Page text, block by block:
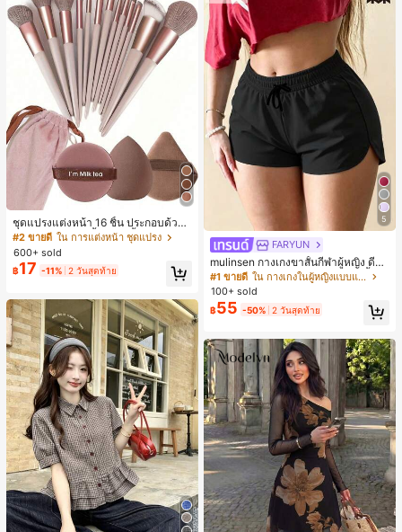
ชุดแปรงแต่งหน้า 16 ชิ้น ประกอบด้วยแ
ปรงแต่งหน้า 13 ชิ้น, ฟองน้ำแต่งหน้ารู
ปหยดน้ำ 1 ชิ้น, แปรงแป้งรองพื้นกลม 1
ชิ้น และฟองน้ำแต่งหน้ารูปสามเหลี่ยม
1 ชิ้น - ชุดคลาสสิก ทำจากขนสังเคราะ
ห์นุ่มและเป็นมิตรต่อผิว เหมาะสำหรับผู้
หญิงและเด็กผู้หญิง เหมาะสำหรับฤดูใบ
ไม้ร่วงและฤดูหนาว
#2 ขายดี ใน การแต่งหน้า ชุดแปรง
600+ sold
฿17 -11% 2 วันสุดท้าย
5
FARYUN
mulinsen กางเกงขาสั้นกีฬาผู้หญิง ดีไซ
น์ปลายเปิด เอวยืดหยุ่น กางเกงขาสั้น
ลำลองกีฬาฤดูร้อน ความยาว 3/4
#1 ขายดี
ใน กางเกงในผู้หญิงแบบแอคทีฟ
100+ sold
฿55 -50% 2 วันสุดท้าย